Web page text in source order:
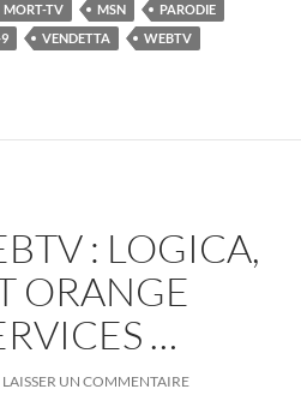
MORT-TV MSN
PARODIE
VENDETTA
WEBTV
: LOGICA,
ORANGE
…
LAISSER UN COMMENTAIRE